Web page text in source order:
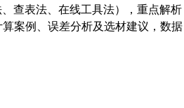
查表法、在线工具法），重点解析
案例、误差分析及选材建议，数据